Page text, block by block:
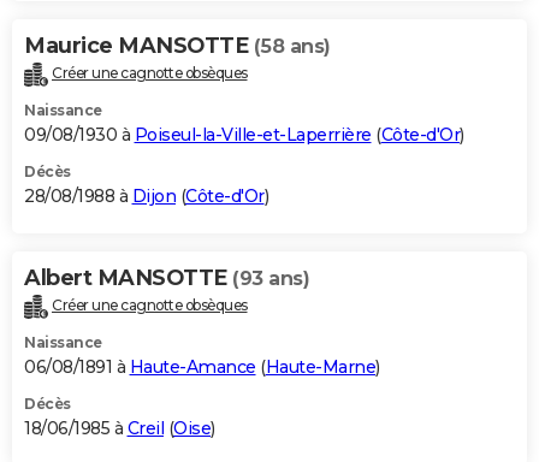
Maurice MANSOTTE (58 ans)
Créer une cagnotte obsèques
Naissance
09/08/1930 à Poiseul-la-Ville-et-Laperrière (Côte-d'Or)
Décès
28/08/1988 à Dijon (Côte-d'Or)
Albert MANSOTTE (93 ans)
Créer une cagnotte obsèques
Naissance
06/08/1891 à Haute-Amance (Haute-Marne)
Décès
18/06/1985 à Creil (Oise)